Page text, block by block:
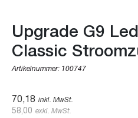
Upgrade G9
Classic
Artikelnummer: 100747
70,18 inkl. MwSt.
58,00 exkl. MwSt.